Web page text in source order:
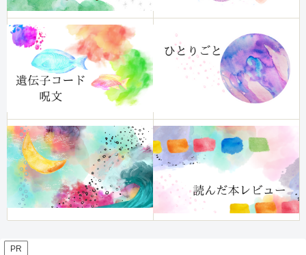
PR